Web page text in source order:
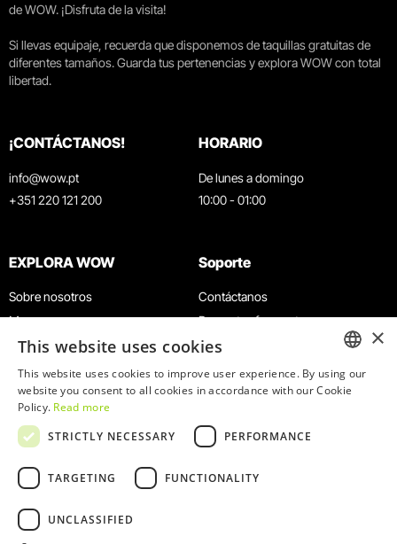
de WOW. ¡Disfruta de la visita!
Si llevas equipaje, recuerda que disponemos de taquillas gratuitas de
diferentes tamaños. Guarda tus pertenencias y explora WOW con total
libertad.
¡CONTÁCTANOS!
info@wow.pt
+351 220 121 200
HORARIO
De lunes a domingo
10:00 - 01:00
EXPLORA WOW
Sobre nosotros
Museos
Agenda
Noticias
Restaurantes
Tarjeta WOW
Grupos y eventos
Servicio educativo
Soporte
Contáctanos
Preguntas frecuentes
Términos y condiciones
Política de privacidad y cookies
Trabaja con nosotros
Libro de reclamaciones
ENGLISH
×
This website uses cookies
This website uses cookies to improve user experience. By using our
website you consent to all cookies in accordance with our Cookie
Policy. Read more
STRICTLY NECESSARY
PERFORMANCE
TARGETING FUNCTIONALITY
UNCLASSIFIED